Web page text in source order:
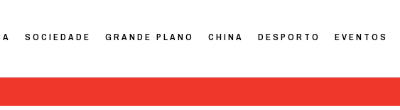
SOCIEDADE GRANDE PLANO CHINA DESPORTO EVENTOS